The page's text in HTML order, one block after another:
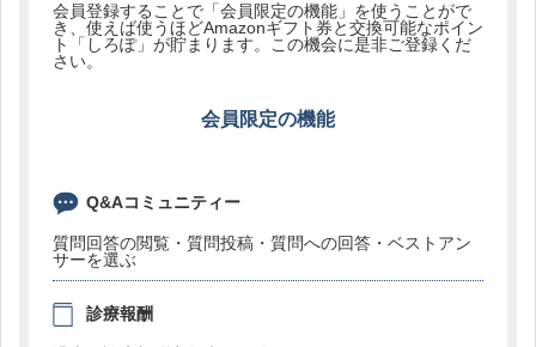
会員登録することで「会員限定の機能」を使うことがで
き、使えば使うほどAmazonギフト券と交換可能なポイン
ト「しろぽ」が貯まります。この機会に是非ご登録くだ
さい。
会員限定の機能
Q&Aコミュニティー
質問回答の閲覧・質問投稿・質問への回答・ベストアン
サーを選ぶ
診療報酬